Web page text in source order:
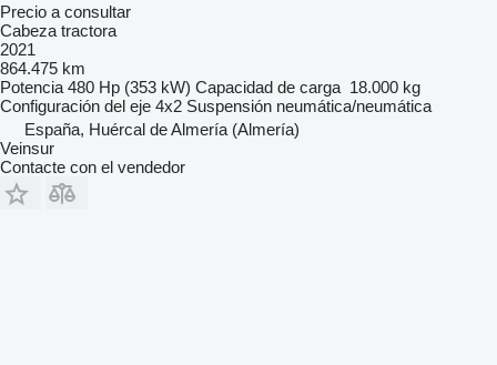
Precio a consultar
Cabeza tractora
2021
864.475 km
Potencia 480 Hp (353 kW) Capacidad de carga 18.000 kg
Configuración del eje 4x2 Suspensión neumática/neumática
España, Huércal de Almería (Almería)
Veinsur
Contacte con el vendedor